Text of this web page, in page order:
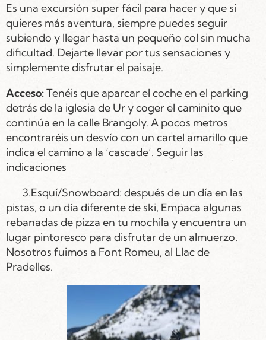
Es una excursión super fácil para hacer y que si
quieres más aventura, siempre puedes seguir
subiendo y llegar hasta un pequeño col sin mucha
dificultad. Dejarte llevar por tus sensaciones y
simplemente disfrutar el paisaje.
Acceso:Tenéis que aparcar el coche en el parking
detrás de la iglesia de Ur y coger el caminito que
continúa en la calle Brangoly. A pocos metros
encontraréis un desvío con un cartel amarillo que
indica el camino a la ‘cascade’. Seguir las
indicaciones
3.Esquí/Snowboard: después de un día en las
pistas, o un día diferente de ski, Empaca algunas
rebanadas de pizza en tu mochila y encuentra un
lugar pintoresco para disfrutar de un almuerzo.
Nosotros fuimos a Font Romeu, al Llac de
Pradelles.